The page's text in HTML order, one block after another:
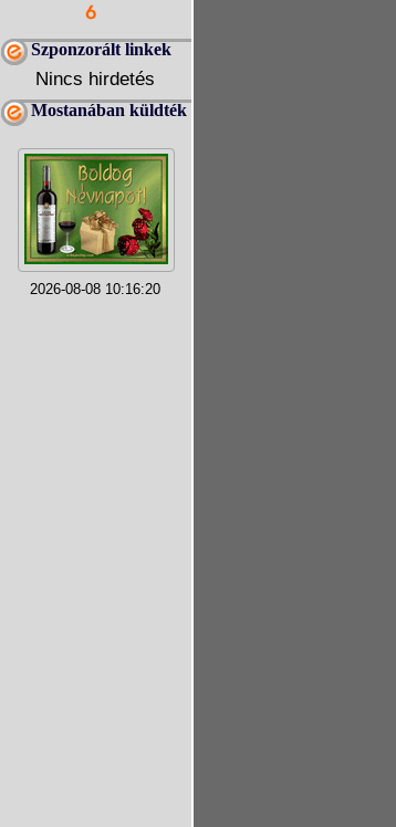
Szponzorált linkek
Nincs hirdetés
Mostanában küldték
2026-08-08 10:16:20